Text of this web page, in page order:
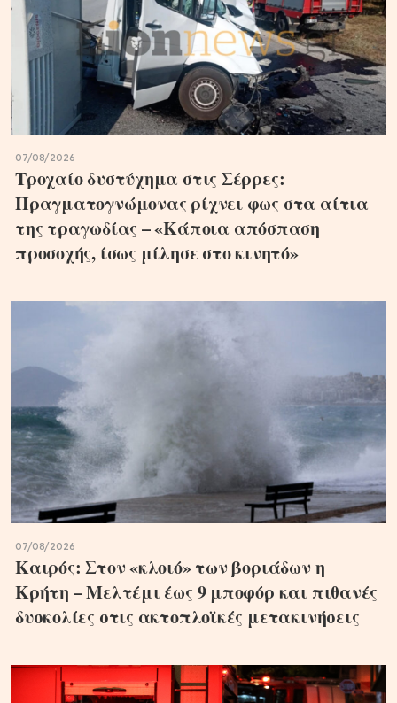
07/08/2026
Τροχαίο δυστύχημα στις Σέρρες:
Πραγματογνώμονας ρίχνει φως στα αίτια
της τραγωδίας – «Κάποια απόσπαση
προσοχής, ίσως μίλησε στο κινητό»
07/08/2026
Καιρός: Στον «κλοιό» των βοριάδων η
Κρήτη – Μελτέμι έως 9 μποφόρ και πιθανές
δυσκολίες στις ακτοπλοϊκές μετακινήσεις